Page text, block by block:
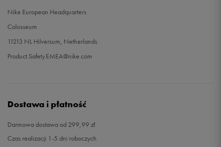
Nike European Headquarters
Colosseum
11213 NL Hilversum, Netherlands
Product.Safety.EMEA@nike.com
Dostawa i płatność
Darmowa dostawa od 299,99 zł
Czas realizacji 1-5 dni roboczych